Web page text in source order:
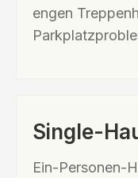
engen
Single-
Ein-Personen-